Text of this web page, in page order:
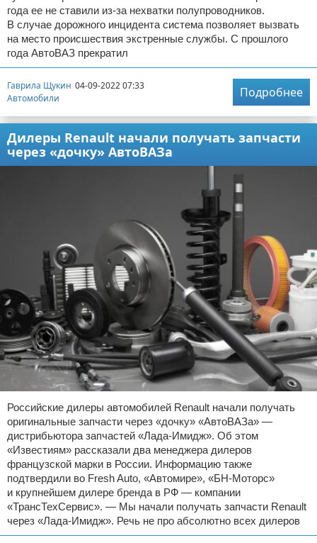
года ее не ставили из-за нехватки полупроводников.
В случае дорожного инцидента система позволяет вызвать
на место происшествия экстренные службы. С прошлого
года АвтоВАЗ прекратил
Гаврила Щукин 04-09-2022 07:33
Автомобили
Подробнее
Дилеры Renault начали получать запчасти
через «дочку» АвтоВАЗа
Российские дилеры автомобилей Renault начали получать
оригинальные запчасти через «дочку» «АвтоВАЗа» —
дистрибьютора запчастей «Лада-Имидж». Об этом
«Известиям» рассказали два менеджера дилеров
французской марки в России. Информацию также
подтвердили во Fresh Auto, «Автомире», «БН-Моторс»
и крупнейшем дилере бренда в РФ — компании
«ТрансТехСервис». — Мы начали получать запчасти Renault
через «Лада-Имидж». Речь не про абсолютно всех дилеров